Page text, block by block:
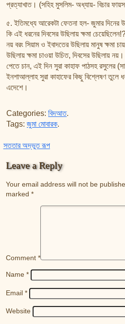
প্রত্যাখাত। (সহিহ মুসলিম- অধ্যায়- বিচার
৫. ইতিমধ্যে আরেকটা ফেতনা হল- জুমার দিনের
কি এই ধরনের দিবসের উছিলায় ক্ষমা
নয় বরং সিয়াম ও ইবাদতের উছিলায় মানুষ ক্ষমা
উছিলায় ক্ষমা চাওয়া উচিত, দিবসের উছিলায়
পেতে চান, এই দিন সুরা কাহাফ পাঠসহ রসুলের
ইনশাআল্লাহ সুরা কাহাফের কিছু বিশ্লেষণ তুলে
এদেশে।
Categories: বিদআত.
Tags: জুমা মোবারক.
Post navigation
সততার অদ্ভুত রূপ
Leave a Reply
Your email address will not be
marked*
Comment*
Name*
Email*
Website